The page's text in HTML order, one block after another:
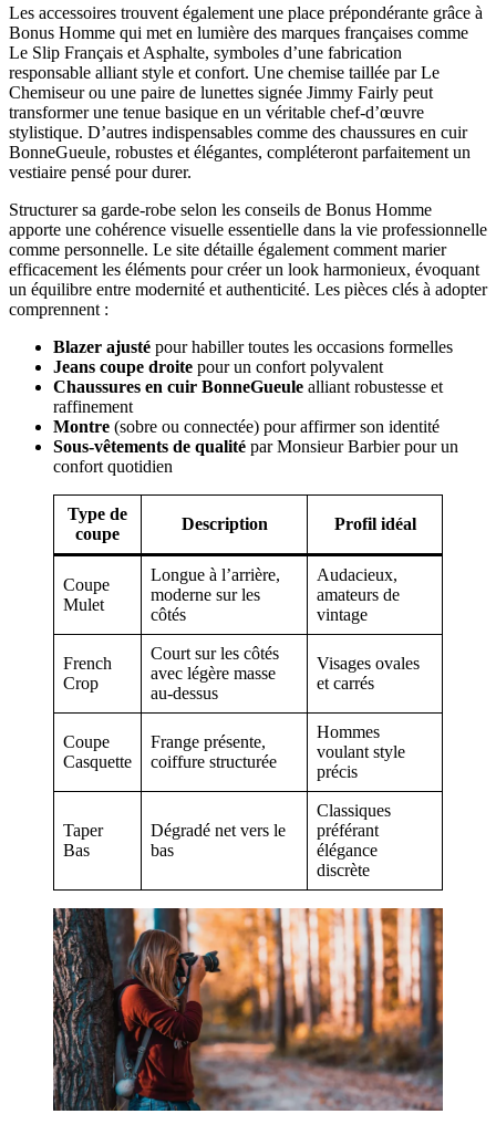
Les accessoires trouvent également une place prépondérante grâce à
Bonus Homme qui met en lumière des marques françaises comme
Le Slip Français et Asphalte, symboles d’une fabrication
responsable alliant style et confort. Une chemise taillée par Le
Chemiseur ou une paire de lunettes signée Jimmy Fairly peut
transformer une tenue basique en un véritable chef-d’œuvre
stylistique. D’autres indispensables comme des chaussures en cuir
BonneGueule, robustes et élégantes, compléteront parfaitement un
vestiaire pensé pour durer.
Structurer sa garde-robe selon les conseils de Bonus Homme
apporte une cohérence visuelle essentielle dans la vie professionnelle
comme personnelle. Le site détaille également comment marier
efficacement les éléments pour créer un look harmonieux, évoquant
un équilibre entre modernité et authenticité. Les pièces clés à adopter
comprennent :
Blazer ajusté pour habiller toutes les occasions formelles
Jeans coupe droite pour un confort polyvalent
Chaussures en cuir BonneGueule alliant robustesse et
raffinement
Montre (sobre ou connectée) pour affirmer son identité
Sous-vêtements de qualité par Monsieur Barbier pour un
confort quotidien
Type de
coupe
Description Profil idéal
Coupe
Mulet
Longue à l’arrière,
moderne sur les
côtés
Audacieux,
amateurs de
vintage
French
Crop
Court sur les côtés
avec légère masse
au-dessus
Visages ovales
et carrés
Coupe
Casquette
Frange présente,
coiffure structurée
Hommes
voulant style
précis
Taper
Bas
Dégradé net vers le
bas
Classiques
préférant
élégance
discrète